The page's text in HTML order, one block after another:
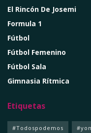
El Rincón De Josemi
Formula 1
Fútbol
Fútbol Femenino
Fútbol Sala
Gimnasia Rítmica
Etiquetas
#Todospodemos